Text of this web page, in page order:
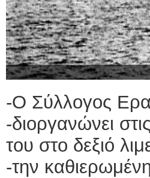
-Ο Σύλλογος
-διοργανώνει
του στο δεξιό
-την